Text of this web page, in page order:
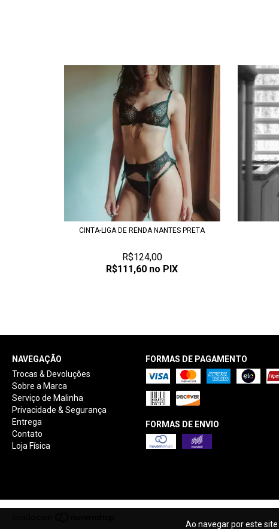
Ao navegar por este site
CINTA-LIGA DE RENDA NANTES PRETA
R$124,00
R$111,60 no PIX
NAVEGAÇÃO
Trocas & Devoluções
Sobre a Marca
Serviço de Malinha
Privacidade & Segurança
Entrega
Contato
Loja Física
FORMAS DE PAGAMENTO
FORMAS DE ENVIO